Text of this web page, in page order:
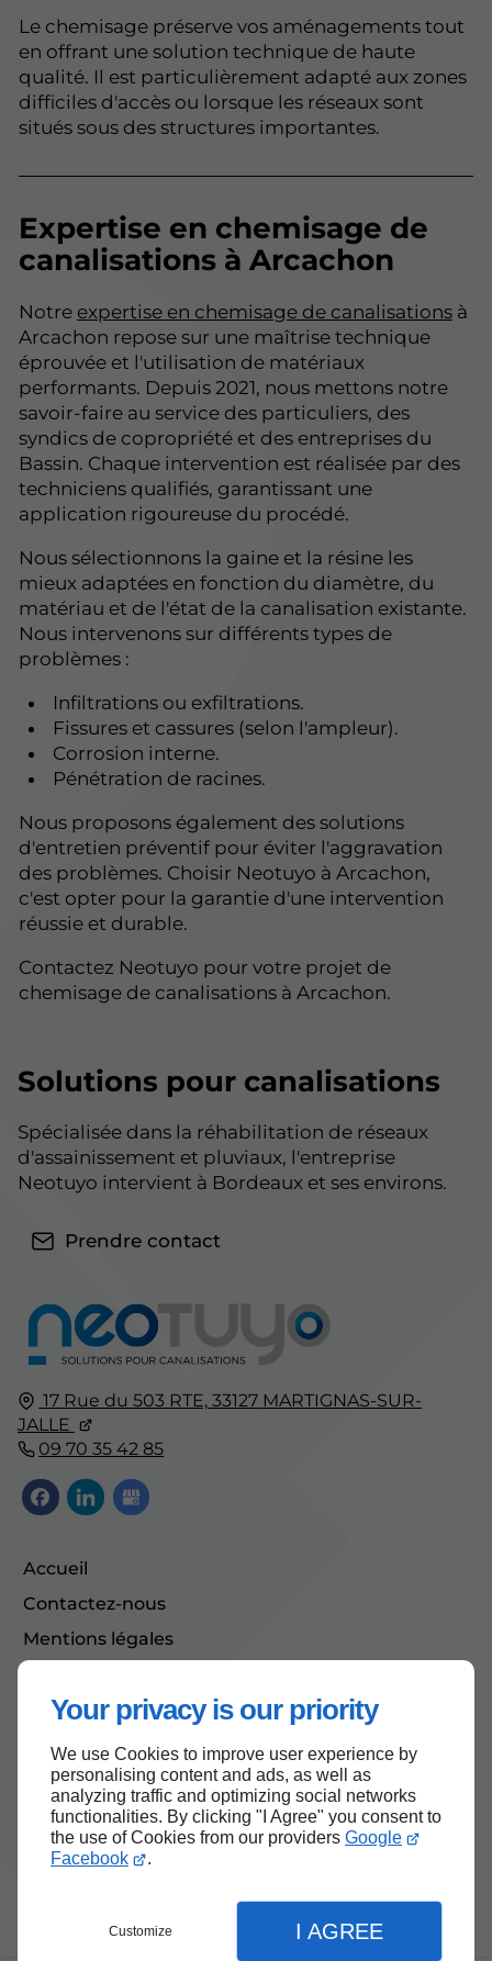
Your privacy is our priority
We use Cookies to improve user experience by
personalising content and ads, as well as
analyzing traffic and optimizing social networks
functionalities. By clicking "I Agree" you consent to
the use of Cookies from our providers Google
Facebook
.
Customize I AGREE
Le chemisage préserve vos aménagements tout
en offrant une solution technique de haute
qualité. Il est particulièrement adapté aux zones
difficiles d'accès ou lorsque les réseaux sont
situés sous des structures importantes.
Expertise en chemisage de
canalisations à Arcachon
Notre expertise en chemisage de canalisations à
Arcachon repose sur une maîtrise technique
éprouvée et l'utilisation de matériaux
performants. Depuis 2021, nous mettons notre
savoir-faire au service des particuliers, des
syndics de copropriété et des entreprises du
Bassin. Chaque intervention est réalisée par des
techniciens qualifiés, garantissant une
application rigoureuse du procédé.
Nous sélectionnons la gaine et la résine les
mieux adaptées en fonction du diamètre, du
matériau et de l'état de la canalisation existante.
Nous intervenons sur différents types de
problèmes :
Infiltrations ou exfiltrations.
Fissures et cassures (selon l'ampleur).
Corrosion interne.
Pénétration de racines.
Nous proposons également des solutions
d'entretien préventif pour éviter l'aggravation
des problèmes. Choisir Neotuyo à Arcachon,
c'est opter pour la garantie d'une intervention
réussie et durable.
Contactez Neotuyo pour votre projet de
chemisage de canalisations à Arcachon.
17 Rue du 503 RTE, 33127 MARTIGNAS-SUR-
JALLE
09 70 35 42 85
Accueil
Contactez-nous
Mentions légales
Solutions pour canalisations
Spécialisée dans la réhabilitation de réseaux
d'assainissement et pluviaux, l'entreprise
Neotuyo intervient à Bordeaux et ses environs.
Prendre contact
Haut de page